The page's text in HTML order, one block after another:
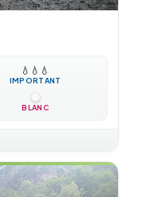
💧 💧 💧
IMPORTANT
BLANC